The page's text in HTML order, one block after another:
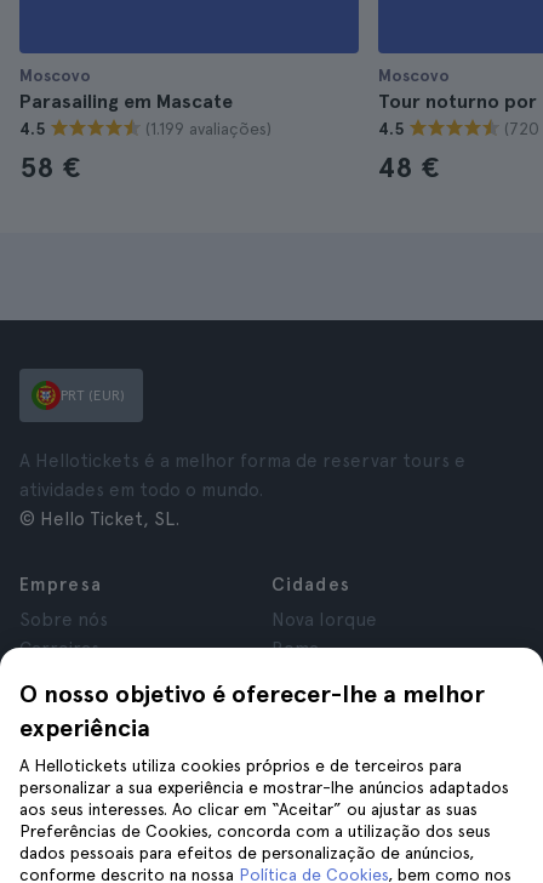
Moscovo
Parasailing em Mascate
4.5 (1.199 avaliações)
58 €
Moscovo
Tour noturno por
4.5 (720
48 €
O nosso objetivo é oferecer-lhe a melhor
experiência
A Hellotickets utiliza cookies próprios e de terceiros para
personalizar a sua experiência e mostrar-lhe anúncios adaptados
aos seus interesses. Ao clicar em “Aceitar” ou ajustar as suas
Preferências de Cookies, concorda com a utilização dos seus
dados pessoais para efeitos de personalização de anúncios,
conforme descrito na nossa Política de Cookies, bem como nos
PRT (EUR)
A Hellotickets é a melhor forma de reservar tours e
atividades em todo o mundo.
© Hello Ticket, SL.
Empresa
Sobre nós
Carreiras
Avaliações
Privacidade
Termos e Condições
Aviso Legal
Cookies
Cidades
Nova Iorque
Roma
Londres
Cracóvia
Tenerife